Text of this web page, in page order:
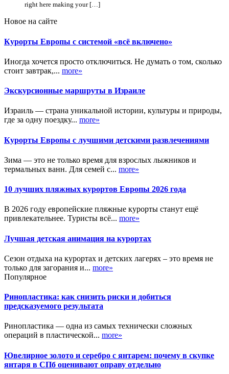
right here making your […]
Новое на сайте
Курорты Европы с системой «всё включено»
Иногда хочется просто отключиться. Не думать о том, сколько
стоит завтрак,... more»
Экскурсионные маршруты в Израиле
Израиль — страна уникальной истории, культуры и природы,
где за одну поездку... more»
Курорты Европы с лучшими детскими развлечениями
Зима — это не только время для взрослых лыжников и
термальных ванн. Для семей с... more»
10 лучших пляжных курортов Европы 2026 года
В 2026 году европейские пляжные курорты станут ещё
привлекательнее. Туристы всё... more»
Лучшая детская анимация на курортах
Сезон отдыха на курортах и детских лагерях – это время не
только для загорания и... more»
Популярное
Ринопластика: как снизить риски и добиться
предсказуемого результата
Ринопластика — одна из самых технически сложных
операций в пластической... more»
Ювелирное золото и серебро с янтарем: почему в скупке
янтаря в СПб оценивают оправу отдельно